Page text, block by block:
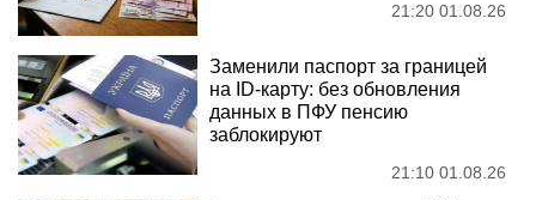
21:20 01.08.26
Заменили паспорт за границей
на ID-карту: без обновления
данных в ПФУ пенсию
заблокируют
21:10 01.08.26